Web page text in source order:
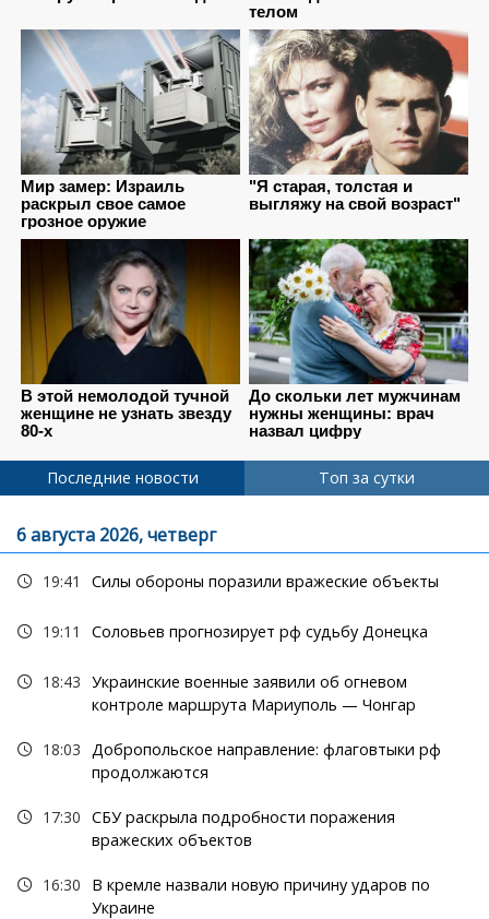
Последние новости Топ за сутки
6 августа 2026, четверг
19:41 Силы обороны поразили вражеские объекты
19:11 Соловьев прогнозирует рф судьбу Донецка
18:43 Украинские военные заявили об огневом
контроле маршрута Мариуполь — Чонгар
18:03
Добропольское направление: флаговтыки рф
продолжаются
17:30 СБУ раскрыла подробности поражения
вражеских объектов
16:30
В кремле назвали новую причину ударов по
Украине